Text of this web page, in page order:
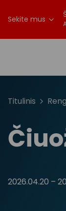
Sekite mus
Titulinis
2026.04.20 –